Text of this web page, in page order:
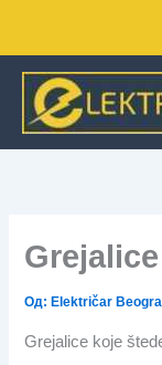
Од: Električar
Grejalice koje